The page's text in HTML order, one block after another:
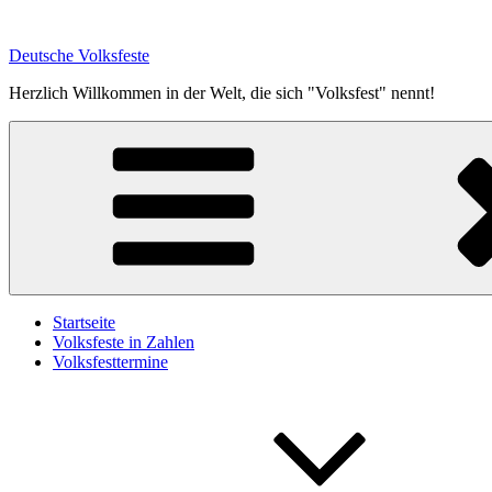
springen
Deutsche Volksfeste
Herzlich Willkommen in der Welt, die sich "Volksfest" nennt!
Startseite
Volksfeste in Zahlen
Volksfesttermine